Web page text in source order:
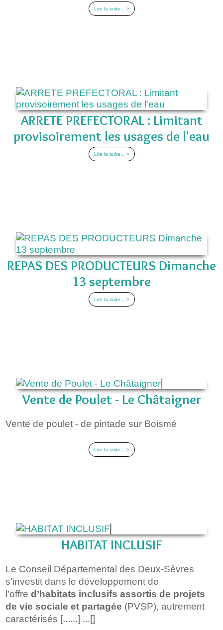
Lire la suite... >
ARRETE PREFECTORAL : Limitant
provisoirement les usages de l'eau
Lire la suite... >
REPAS DES PRODUCTEURS Dimanche
13 septembre
Lire la suite... >
Vente de Poulet - Le Châtaigner
Vente de poulet - de pintade sur Boismé
Lire la suite... >
HABITAT INCLUSIF
Le Conseil Départemental des Deux-Sèvres
s’investit dans le développement de
l’offred’habitats inclusifs assortis de projets
de vie sociale et partagée (PVSP), autrement
caractérisés [......] ...[]